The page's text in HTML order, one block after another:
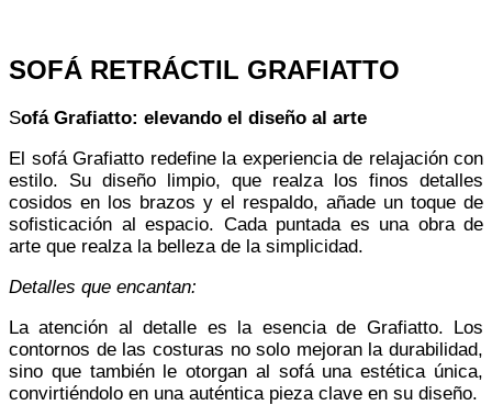
SOFÁ RETRÁCTIL GRAFIATTO
Sofá Grafiatto: elevando el diseño al arte
El sofá Grafiatto redefine la experiencia de relajación con
estilo. Su diseño limpio, que realza los finos detalles
cosidos en los brazos y el respaldo, añade un toque de
sofisticación al espacio. Cada puntada es una obra de
arte que realza la belleza de la simplicidad.
Detalles que encantan:
La atención al detalle es la esencia de Grafiatto. Los
contornos de las costuras no solo mejoran la durabilidad,
sino que también le otorgan al sofá una estética única,
convirtiéndolo en una auténtica pieza clave en su diseño.